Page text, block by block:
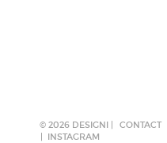
© 2026 DESIGNI | CONTACT
INSTAGRAM